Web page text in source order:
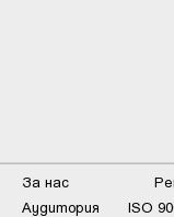
За нас
Аудитория
ISO